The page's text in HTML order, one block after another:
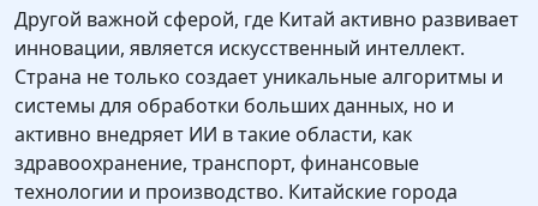
Другой важной сферой, где Китай активно развивает
инновации, является искусственный интеллект.
Страна не только создает уникальные алгоритмы и
системы для обработки больших данных, но и
активно внедряет ИИ в такие области, как
здравоохранение, транспорт, финансовые
технологии и производство. Китайские города